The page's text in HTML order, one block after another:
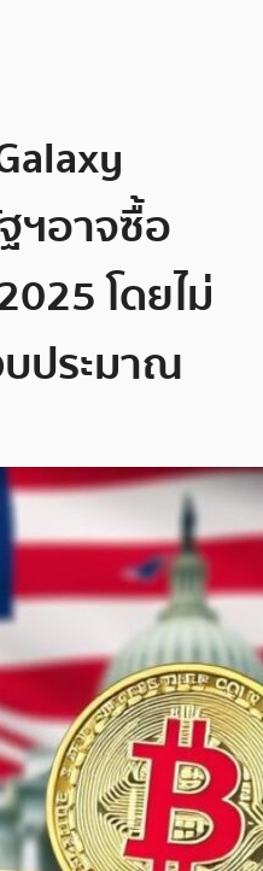
ฯอาจซื้อ
โดยไม่
ประมาณ